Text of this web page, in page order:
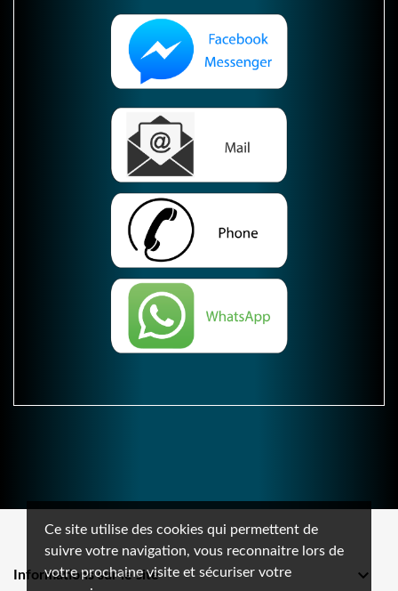
Ce site utilise des cookies qui permettent de
suivre votre navigation, vous reconnaitre lors de
votre prochaine visite et sécuriser votre
Informations sur le site 